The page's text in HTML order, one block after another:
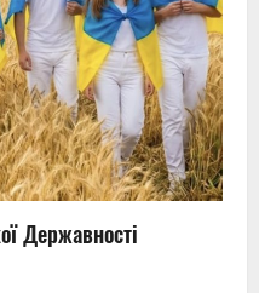
Державності